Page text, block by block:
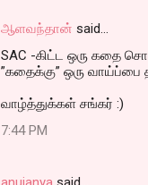
ஆளவந்தான் said…
SAC -கிட்ட ஒரு கதை
”கதைக்கு” ஒரு வாய்ப்பை
வாழ்த்துக்கள் சங்கர் :)
7:44 PM